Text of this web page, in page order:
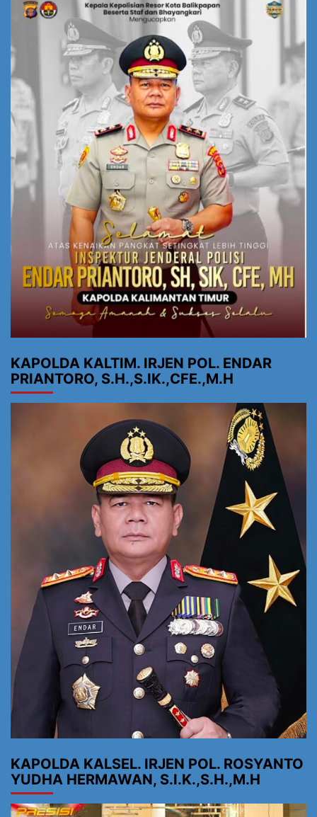
KAPOLDA KALTIM. IRJEN POL. ENDAR
PRIANTORO, S.H.,S.IK.,CFE.,M.H
KAPOLDA KALSEL. IRJEN POL. ROSYANTO
YUDHA HERMAWAN, S.I.K.,S.H.,M.H